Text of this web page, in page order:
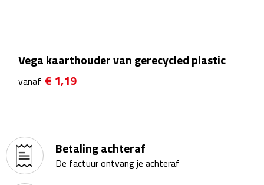
Veiligheidssets
Zonneschermen
Fietsbellen
Fietstassen
Vega kaarthouder van gerecycled plastic
vanaf € 1,19
Betaling achteraf
De factuur ontvang je achteraf